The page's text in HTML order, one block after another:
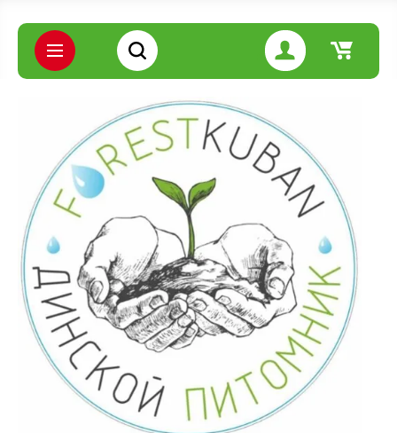
Цена (руб.):
Название:
Артикул:
Текст:
Выберите категорию: